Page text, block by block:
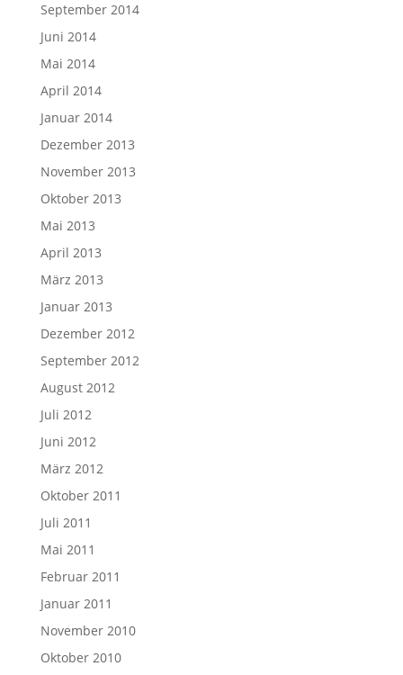
September 2014
Juni 2014
Mai 2014
April 2014
Januar 2014
Dezember 2013
November 2013
Oktober 2013
Mai 2013
April 2013
März 2013
Januar 2013
Dezember 2012
September 2012
August 2012
Juli 2012
Juni 2012
März 2012
Oktober 2011
Juli 2011
Mai 2011
Februar 2011
Januar 2011
November 2010
Oktober 2010